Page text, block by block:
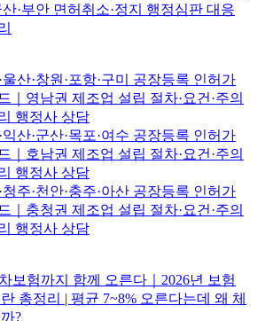
산·부안 면허취소·정지 행정심판 대응
울산·창원·포항·구미 공장등록 인허가
｜영남권 제조업 설립 절차·요건·주의
행정사 상담
익산·군산·목포·여수 공장등록 인허가
｜호남권 제조업 설립 절차·요건·주의
행정사 상담
청주·천안·충주·아산 공장등록 인허가
｜충청권 제조업 설립 절차·요건·주의
행정사 상담
보험까지 함께 오른다｜2026년 보험
총정리 | 평균 7~8% 오른다는데 왜 체
?